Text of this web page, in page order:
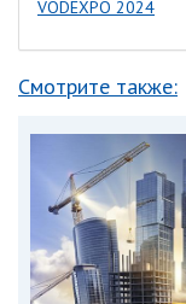
VODEXPO 2024
Смотрите также: